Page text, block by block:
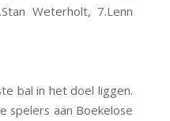
Weterholt, 7.Lenn
bal in het doel liggen.
spelers aan Boekelose